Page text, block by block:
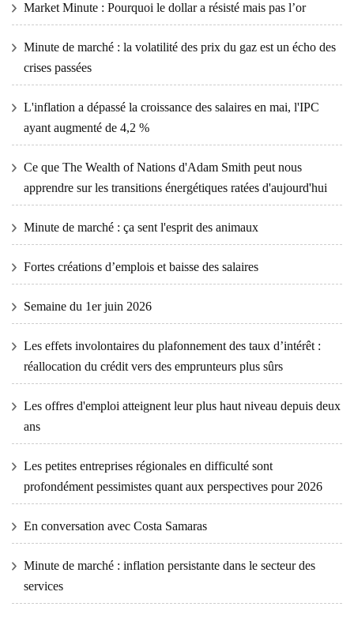
Market Minute : Pourquoi le dollar a résisté mais pas l’or
Minute de marché : la volatilité des prix du gaz est un écho des
crises passées
L'inflation a dépassé la croissance des salaires en mai, l'IPC
ayant augmenté de 4,2 %
Ce que The Wealth of Nations d'Adam Smith peut nous
apprendre sur les transitions énergétiques ratées d'aujourd'hui
Minute de marché : ça sent l'esprit des animaux
Fortes créations d’emplois et baisse des salaires
Semaine du 1er juin 2026
Les effets involontaires du plafonnement des taux d’intérêt :
réallocation du crédit vers des emprunteurs plus sûrs
Les offres d'emploi atteignent leur plus haut niveau depuis deux
ans
Les petites entreprises régionales en difficulté sont
profondément pessimistes quant aux perspectives pour 2026
En conversation avec Costa Samaras
Minute de marché : inflation persistante dans le secteur des
services